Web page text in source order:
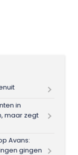
in
maar zegt
Avans:
gingen